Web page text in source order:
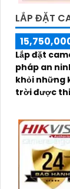
LẮP ĐẶT
Lắp đặt
pháp an
khỏi những
trời được